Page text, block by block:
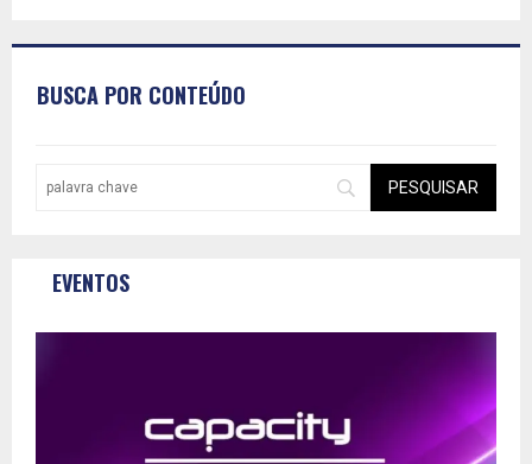
BUSCA POR CONTEÚDO
EVENTOS